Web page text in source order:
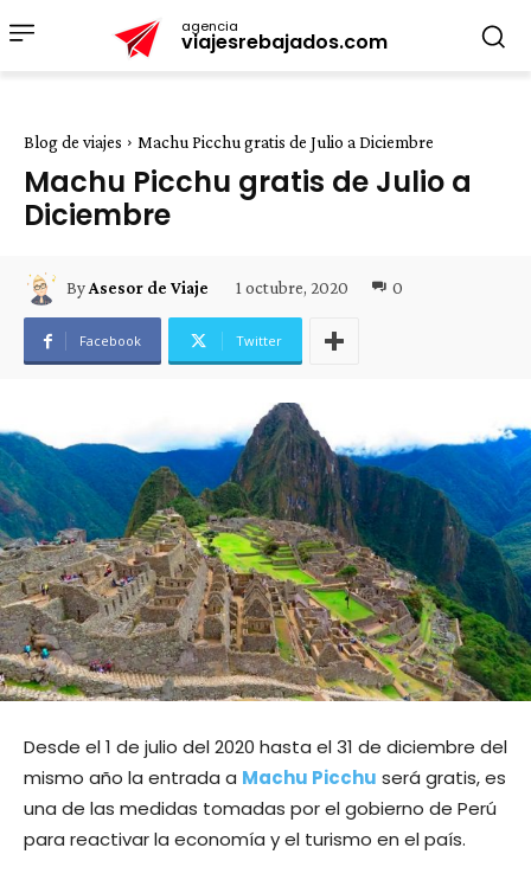
agencia
viajesrebajados.com
Blog de viajes Machu Picchu gratis de Julio a Diciembre
Machu Picchu gratis de Julio a
Diciembre
ByAsesor de Viaje 1 octubre, 2020 0
Facebook Twitter
Desde el 1 de julio del 2020 hasta el 31 de diciembre del
mismo año la entrada a Machu Picchu será gratis, es
una de las medidas tomadas por el gobierno de Perú
para reactivar la economía y el turismo en el país.